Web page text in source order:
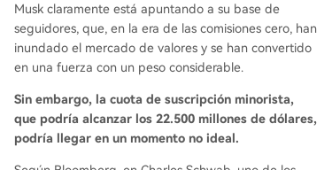
Musk claramente está apuntando a su base de
seguidores, que, en la era de las comisiones cero, han
inundado el mercado de valores y se han convertido
en una fuerza con un peso considerable.
Sin embargo, la cuota de suscripción minorista,
que podría alcanzar los 22.500 millones de dólares,
podría llegar en un momento no ideal.